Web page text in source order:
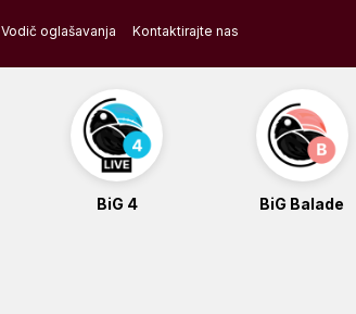
Vodič oglašavanja Kontaktirajte nas
BiG 4 BiG Balade